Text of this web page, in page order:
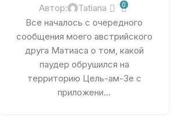
Автор: Tatiana 0
Все началось с очередного
сообщения моего австрийского
друга Матиаса о том, какой
паудер обрушился на
территорию Цель-ам-Зе с
приложени...